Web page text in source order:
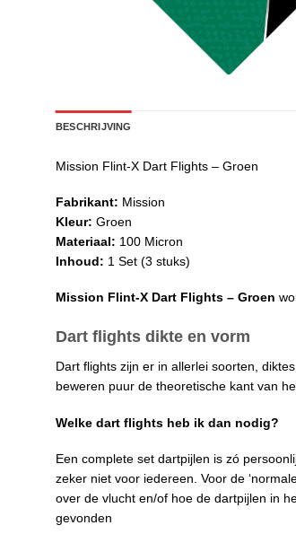
BESCHRIJVING
Mission Flint-X Dart Flights – Groen
Fabrikant: Mission
Kleur: Groen
Materiaal: 100 Micron
Inhoud: 1 Set (3 stuks)
Mission Flint-X Dart Flights – Groen
Dart flights dikte en vorm
Dart flights zijn er in allerlei soorten,
beweren puur de theoretische kant van
Welke dart flights heb ik dan nodig?
Een complete set dartpijlen is zó
zeker niet voor iedereen. Voor de
over de vlucht en/of hoe de dartpijlen in
gevonden